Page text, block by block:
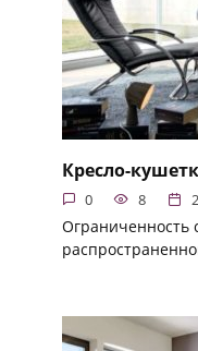
Кресло-
0 8
Ограниченность